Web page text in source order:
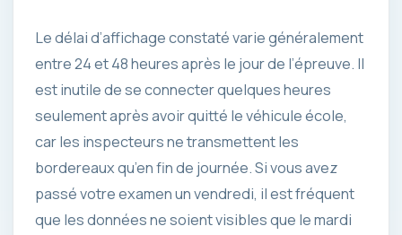
Le délai d’affichage constaté varie généralement
entre 24 et 48 heures après le jour de l’épreuve. Il
est inutile de se connecter quelques heures
seulement après avoir quitté le véhicule école,
car les inspecteurs ne transmettent les
bordereaux qu’en fin de journée. Si vous avez
passé votre examen un vendredi, il est fréquent
que les données ne soient visibles que le mardi